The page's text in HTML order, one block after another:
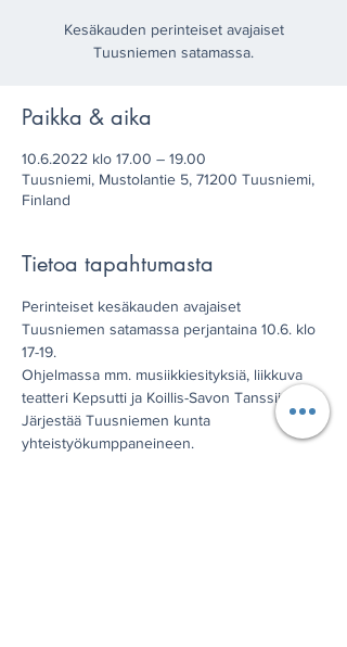
Kesäkauden perinteiset avajaiset
Tuusniemen satamassa.
Paikka & aika
10.6.2022 klo 17.00 – 19.00
Tuusniemi, Mustolantie 5, 71200 Tuusniemi,
Finland
Tietoa tapahtumasta
Perinteiset kesäkauden avajaiset
Tuusniemen satamassa perjantaina 10.6. klo
17-19.
Ohjelmassa mm. musiikkiesityksiä, liikkuva
teatteri Kepsutti ja Koillis-Savon Tanssijat.
Järjestää Tuusniemen kunta
yhteistyökumppaneineen.